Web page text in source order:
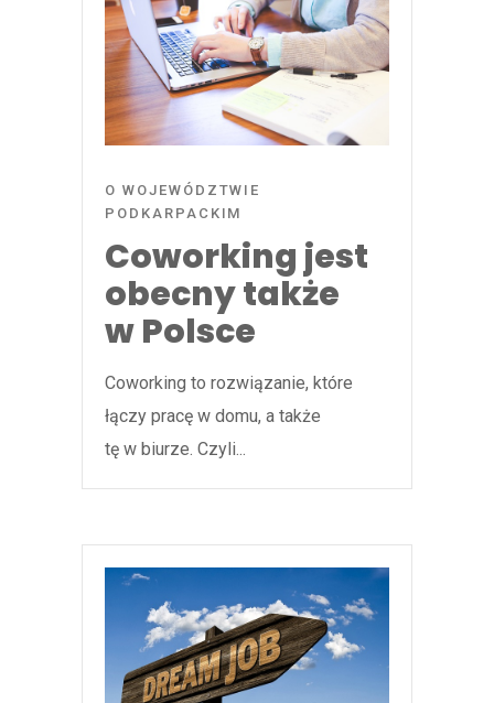
O WOJEWÓDZTWIE
PODKARPACKIM
Coworking jest
obecny także
w Polsce
Coworking to rozwiązanie, które
łączy pracę w domu, a także
tę w biurze. Czyli...